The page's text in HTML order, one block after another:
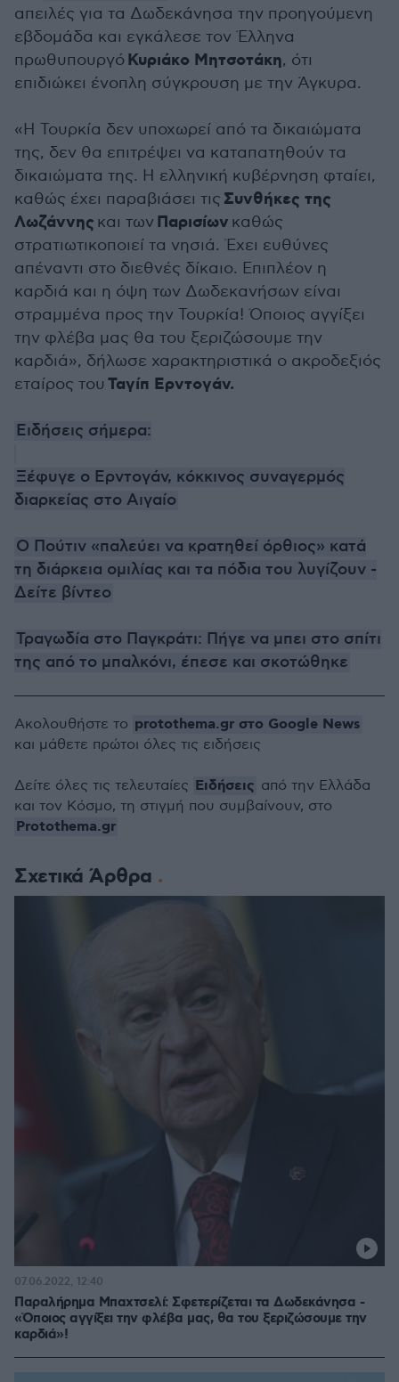
απειλές για τα Δωδεκάνησα την προηγούμενη
εβδομάδα και εγκάλεσε τον Έλληνα
πρωθυπουργόΚυριάκο Μητσοτάκη, ότι
επιδιώκει ένοπλη σύγκρουση με την Άγκυρα.
«Η Τουρκία δεν υποχωρεί από τα δικαιώματα
της, δεν θα επιτρέψει να καταπατηθούν τα
δικαιώματα της. Η ελληνική κυβέρνηση φταίει,
καθώς έχει παραβιάσει τις Συνθήκες της
Λωζάννης και των Παρισίων καθώς
στρατιωτικοποιεί τα νησιά. Έχει ευθύνες
απέναντι στο διεθνές δίκαιο. Επιπλέον η
καρδιά και η όψη των Δωδεκανήσων είναι
στραμμένα προς την Τουρκία! Όποιος αγγίξει
την φλέβα μας θα του ξεριζώσουμε την
καρδιά», δήλωσε χαρακτηριστικά ο ακροδεξιός
εταίρος του Ταγίπ Ερντογάν.
Ειδήσεις σήμερα:
Ξέφυγε ο Ερντογάν, κόκκινος συναγερμός
διαρκείας στο Αιγαίο
O Πούτιν «παλεύει να κρατηθεί όρθιoς» κατά
τη διάρκεια ομιλίας και τα πόδια του λυγίζουν -
Δείτε βίντεο
Τραγωδία στο Παγκράτι: Πήγε να μπει στο σπίτι
της από το μπαλκόνι, έπεσε και σκοτώθηκε
Σχετικά Άρθρα
Παραλήρημα Μπαχτσελί: Σφετερίζεται τα Δωδεκάνησα -
«Όποιος αγγίξει την φλέβα μας, θα του ξεριζώσουμε την
καρδιά»!
07.06.2022, 12:40
Ακολουθήστε το protothema.gr στο Google News
και μάθετε πρώτοι όλες τις ειδήσεις
Δείτε όλες τις τελευταίες Ειδήσεις από την Ελλάδα
και τον Κόσμο, τη στιγμή που συμβαίνουν, στο
Protothema.gr